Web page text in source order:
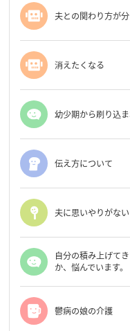
夫との関わり方が
消えたくなる
幼少期から刷り込
伝え方について
夫に思いやりがな
自分の積み上げて
か、悩んでいます。
鬱病の娘の介護